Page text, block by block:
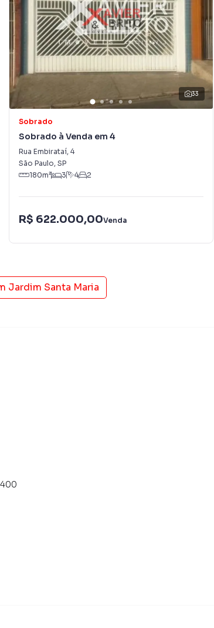
inquilinos e compradores com o mercado
Xavier e Brito é uma imobiliária digital com
Paulo.
alugar seu imóvel muito mais rápido do que em
imóveis em São Paulo, especialmente em
ou alugar seu imóvel mais rápido. Contamos
treinados e uma central de atendimento
33
Sobrado
Sobrado à Venda em 4
Rua Embirataí, 4
São Paulo, SP
180m² 3 4 2
R$ 622.000,00Venda
Jardim Santa Maria